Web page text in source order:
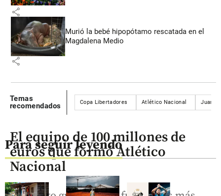
share
Murió la bebé hipopótamo rescatada en el
Magdalena Medio
share
Temas
recomendados
Copa Libertadores Atlético Nacional Juan
Para seguir leyendo
El equipo de 100 millones de
euros que formó Atlético
Nacional